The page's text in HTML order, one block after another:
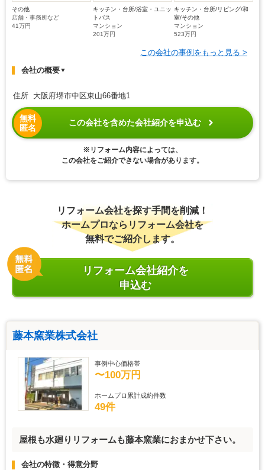
その他
店舗・事務所など
41万円
キッチン・台所/浴室・ユニッ
トバス
マンション
201万円
キッチン・台所/リビング/和
室/その他
マンション
523万円
この会社の事例をもっと見る >
会社の概要▼
住所 大阪府堺市中区東山66番地1
無料
匿名
この会社を含めた会社紹介を申込む
※リフォーム内容によっては、
この会社をご紹介できない場合があります。
リフォーム会社を探す手間を削減！
ホームプロならリフォーム会社を
無料でご紹介します。
リフォーム会社紹介を
申込む
藤本窯業株式会社
事例中心価格帯
〜100万円
ホームプロ累計成約件数
49件
屋根も水廻りリフォームも藤本窯業におまかせ下さい。
会社の特徴・得意分野